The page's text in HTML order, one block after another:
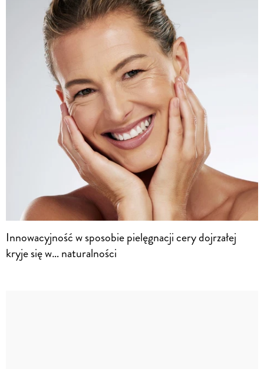
Innowacyjność w sposobie pielęgnacji cery dojrzałej
kryje się w… naturalności